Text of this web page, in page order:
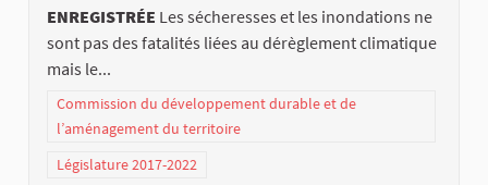
ENREGISTRÉE Les sécheresses et les inondations ne
sont pas des fatalités liées au dérèglement climatique
mais le...
Commission du développement durable et de
l’aménagement du territoire
Législature 2017-2022